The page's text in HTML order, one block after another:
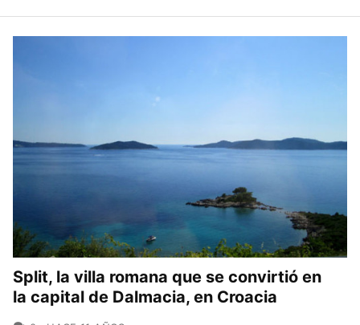
Split, la villa romana que se convirtió en
la capital de Dalmacia, en Croacia